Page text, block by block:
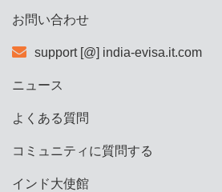
お問い合わせ
support [@] india-evisa.it.com
ニュース
よくある質問
コミュニティに質問する
インド大使館